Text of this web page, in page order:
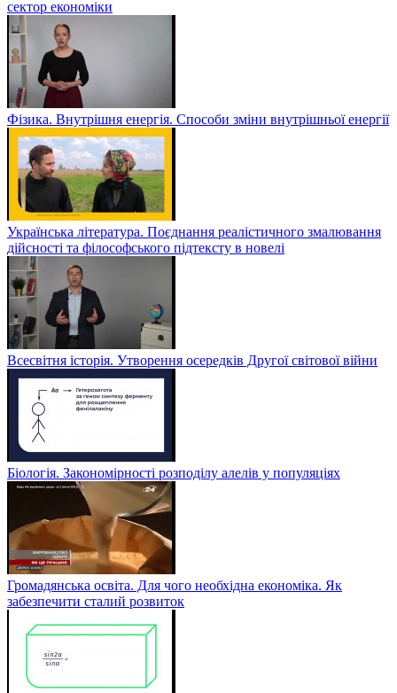
сектор економіки
Фізика. Внутрішня енергія. Способи зміни внутрішньої енергії
Українська література. Поєднання реалістичного змалювання
дійсності та філософського підтексту в новелі
Всесвітня історія. Утворення осередків Другої світової війни
Біологія. Закономірності розподілу алелів у популяціях
Громадянська освіта. Для чого необхідна економіка. Як
забезпечити сталий розвиток